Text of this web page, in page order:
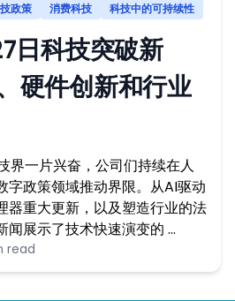
政策 消费科技 科技中的可持续性
日科技突破新
硬件创新和行业
界一片兴奋，公司们持续在人
字政策领域推动界限。从AI驱动
器重大更新，以及塑造行业的法
闻展示了技术快速演变的 …
read